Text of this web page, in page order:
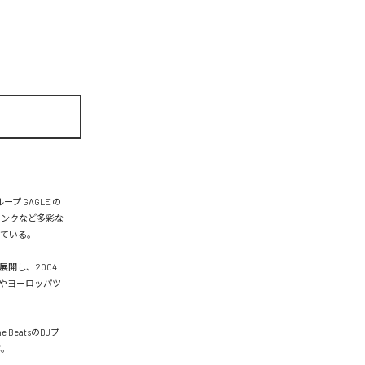
プ GAGLE の
クなど多彩な
いる。
開し、2004
ヨーロッパツ
BeatsのDJプ